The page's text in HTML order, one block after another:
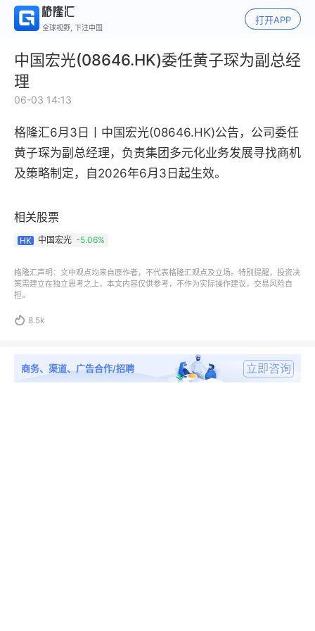
全球视野, 下注中国
打开APP
中国宏光(08646.HK)委任黄子琛为副总经
理
06-03 14:13
格隆汇6月3日丨 中国宏光(08646.HK)公告，公司委任
黄子琛为副总经理，负责集团多元化业务发展寻找商机
及策略制定，自2026年6月3日起生效。
相关股票
HK 中国宏光 -5.06%
格隆汇声明：文中观点均来自原作者，不代表格隆汇观点及立场。特别提醒，投资决
策需建立在独立思考之上，本文内容仅供参考，不作为实际操作建议，交易风险自
担。
 8.5k
商务、渠道、广告合作/招聘 立即咨询